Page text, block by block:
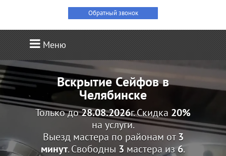
Обратный звонок
Меню
Вскрытие Сейфов в
Челябинске
Только до28.08.2026г. Скидка 20%
на услуги.
Выезд мастера по районам от3
минут. Свободны 3 мастера из6.